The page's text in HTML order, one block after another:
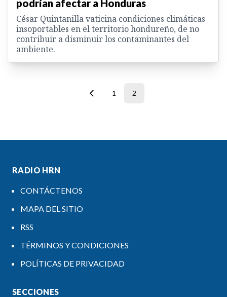
podrían afectar a Honduras
César Quintanilla vaticina condiciones climáticas
insoportables en el territorio hondureño, de no
contribuir a disminuir los contaminantes del
ambiente.
1 2
RADIO HRN
CONTÁCTENOS
MAPA DEL SITIO
RSS
TÉRMINOS Y CONDICIONES
POLÍTICAS DE PRIVACIDAD
SECCIONES